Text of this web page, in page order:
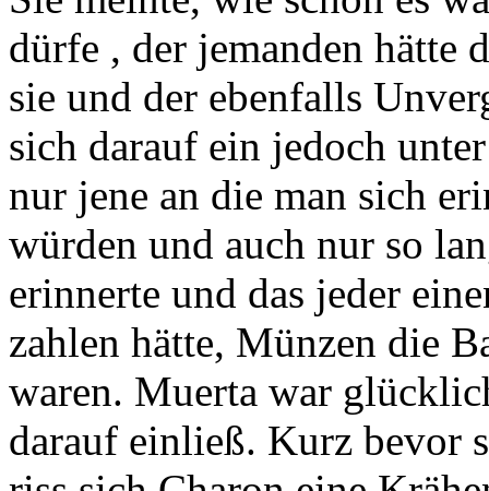
dürfe , der jemanden hätte
sie und der ebenfalls
sich darauf ein jedoch
nur jene an die man sich
würden und auch nur so
erinnerte und das jeder
zahlen hätte, Münzen die
waren. Muerta war
darauf einließ. Kurz bevor